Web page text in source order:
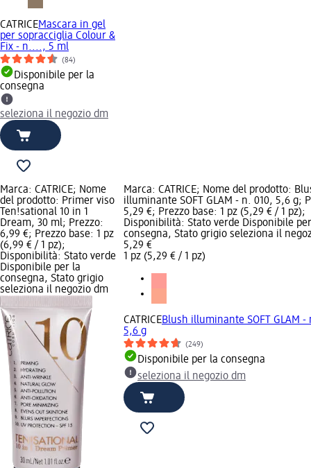
CATRICEMascara in gel
per sopracciglia Colour &
Fix - n...., 5 ml
(84)
Disponibile per la
consegna
seleziona il negozio dm
Marca: CATRICE; Nome
del prodotto: Primer viso
Ten!sational 10 in 1
Dream, 30 ml; Prezzo:
6,99 €; Prezzo base: 1 pz
(6,99 € / 1 pz);
Disponibilità: Stato verde
Disponibile per la
consegna, Stato grigio
seleziona il negozio dm
Marca: CATRICE; Nome del prodotto:
illuminante SOFT GLAM - n. 010, 5,6 g;
5,29 €; Prezzo base: 1 pz (5,29 € / 1 pz);
Disponibilità: Stato verde Disponibile
consegna, Stato grigio seleziona il
5,29 €
1 pz (5,29 € / 1 pz)
CATRICEBlush illuminante SOFT GLAM -
5,6 g
(249)
Disponibile per la consegna
seleziona il negozio dm